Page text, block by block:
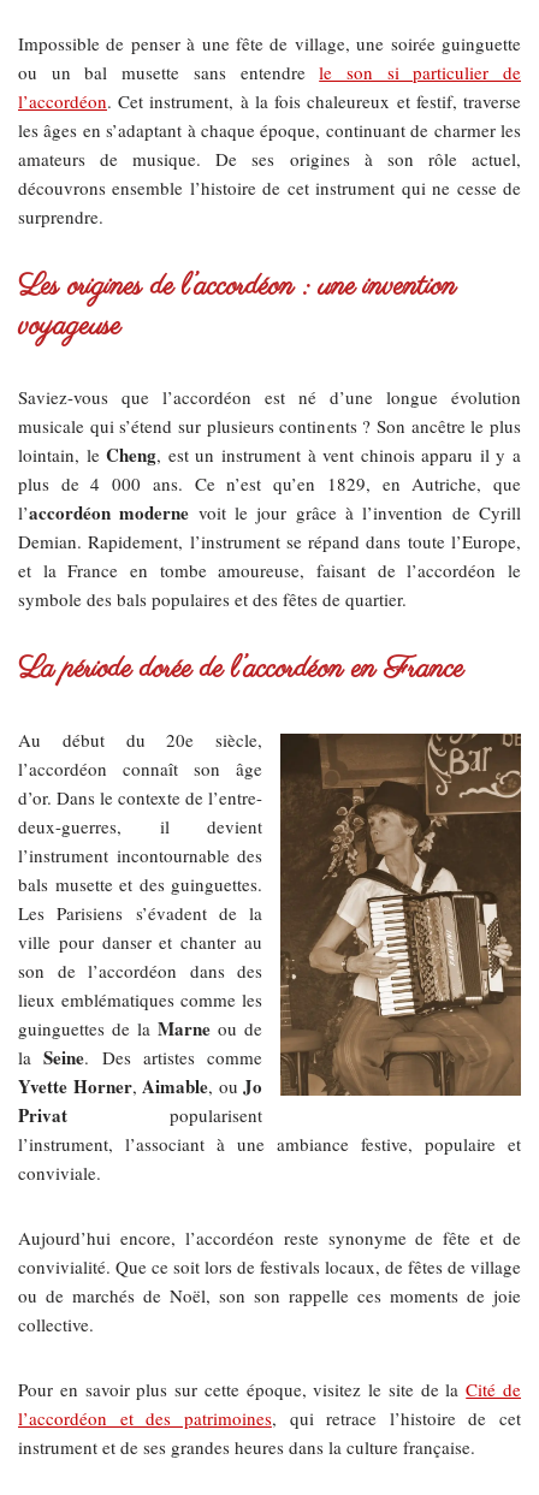
Impossible de penser à une fête de village, une soirée guinguette
ou un bal musette sans entendrele son si particulier de
l’accordéon. Cet instrument, à la fois chaleureux et festif, traverse
les âges en s’adaptant à chaque époque, continuant de charmer les
amateurs de musique. De ses origines à son rôle actuel,
découvrons ensemble l’histoire de cet instrument qui ne cesse de
surprendre.
Les origines de l’accordéon : une invention
voyageuse
Saviez-vous que l’accordéon est né d’une longue évolution
musicale qui s’étend sur plusieurs continents ? Son ancêtre le plus
lointain, leCheng, est un instrument à vent chinois apparu il y a
plus de 4 000 ans. Ce n’est qu’en 1829, en Autriche, que
l’accordéon moderne voit le jour grâce à l’invention de Cyrill
Demian. Rapidement, l’instrument se répand dans toute l’Europe,
et la France en tombe amoureuse, faisant de l’accordéon le
symbole des bals populaires et des fêtes de quartier.
La période dorée de l’accordéon en France
Au début du 20e siècle,
l’accordéon connaît son âge
d’or. Dans le contexte de l’entre-
deux-guerres, il devient
l’instrument incontournable des
bals musette et des guinguettes.
Les Parisiens s’évadent de la
ville pour danser et chanter au
son de l’accordéon dans des
lieux emblématiques comme les
guinguettes de la Marne ou de
laSeine. Des artistes comme
Yvette Horner, Aimable, ou Jo
Privat popularisent
l’instrument, l’associant à une ambiance festive, populaire et
conviviale.
Aujourd’hui encore, l’accordéon reste synonyme de fête et de
convivialité. Que ce soit lors de festivals locaux, de fêtes de village
ou de marchés de Noël, son son rappelle ces moments de joie
collective.
Pour en savoir plus sur cette époque, visitez le site de laCité de
l’accordéon et des patrimoines, qui retrace l’histoire de cet
instrument et de ses grandes heures dans la culture française.